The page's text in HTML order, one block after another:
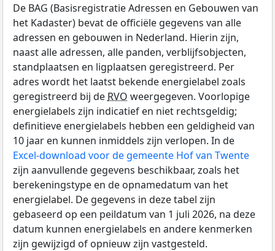
De BAG (Basisregistratie Adressen en Gebouwen van
het Kadaster) bevat de officiële gegevens van alle
adressen en gebouwen in Nederland. Hierin zijn,
naast alle adressen, alle panden, verblijfsobjecten,
standplaatsen en ligplaatsen geregistreerd. Per
adres wordt het laatst bekende energielabel zoals
geregistreerd bij de RVO weergegeven. Voorlopige
energielabels zijn indicatief en niet rechtsgeldig;
definitieve energielabels hebben een geldigheid van
10 jaar en kunnen inmiddels zijn verlopen. In de
Excel-download voor de gemeente Hof van Twente
zijn aanvullende gegevens beschikbaar, zoals het
berekeningstype en de opnamedatum van het
energielabel. De gegevens in deze tabel zijn
gebaseerd op een peildatum van 1 juli 2026, na deze
datum kunnen energielabels en andere kenmerken
zijn gewijzigd of opnieuw zijn vastgesteld.